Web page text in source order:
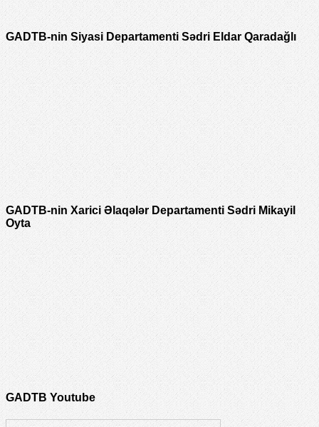
GADTB-nin Siyasi Departamenti Sədri Eldar Qaradağlı
GADTB-nin Xarici Əlaqələr Departamenti Sədri Mikayil
Oyta
GADTB Youtube